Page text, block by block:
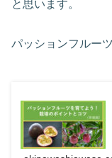
と思います。
パッションフルー